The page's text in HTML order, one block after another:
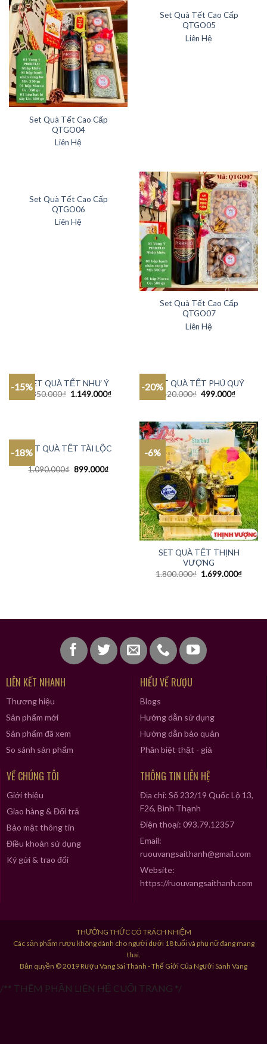
Set Quà Tết Cao Cấp
QTGO04
Liên Hệ
Set Quà Tết Cao Cấp
QTGO05
Liên Hệ
Set Quà Tết Cao Cấp
QTGO06
Liên Hệ
Set Quà Tết Cao Cấp
QTGO07
Liên Hệ
-15%SET QUÀ TẾT NHƯ Ý
1.350.000₫ 1.149.000₫
-20%SET QUÀ TẾT PHÚ QUÝ
620.000₫ 499.000₫
-18%SET QUÀ TẾT TÀI LỘC
1.090.000₫ 899.000₫
-6%
SET QUÀ TẾT THỊNH
VƯỢNG
1.800.000₫ 1.699.000₫
LIÊN KẾT NHANH
Thương hiệu
Sản phẩm mới
Sản phẩm đã xem
So sánh sản phẩm
HIỂU VỀ RƯỢU
Blogs
Hướng dẫn sử dụng
Hướng dẫn bảo quản
Phân biệt thật - giả
VỀ CHÚNG TÔI
Giới thiệu
Giao hàng & Đổi trả
Bảo mật thông tin
Điều khoản sử dụng
Ký gửi & trao đổi
THÔNG TIN LIÊN HỆ
Địa chỉ: Số 232/19 Quốc Lộ 13,
F26, Bình Thạnh
Điện thoại: 093.79.12357
Email:
ruouvangsaithanh@gmail.com
Website:
https://ruouvangsaithanh.com
THƯỞNG THỨC CÓ TRÁCH NHIỆM
Các sản phẩm rượu không dành cho người dưới 18 tuổi và phụ nữ đang mang
thai.
Bản quyền © 2019 Rượu Vang Sài Thành - Thế Giới Của Người Sành Vang
/** THÊM PHẦN LIÊN HỆ CUỐI TRANG */